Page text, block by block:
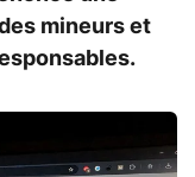
mineurs et